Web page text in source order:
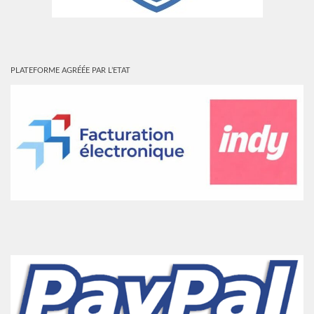
PLATEFORME AGRÉÉE PAR L’ETAT